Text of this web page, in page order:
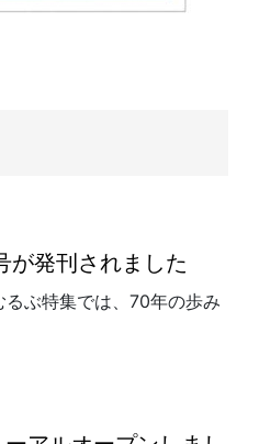
発刊されました
ぶ特集では、70年の歩み